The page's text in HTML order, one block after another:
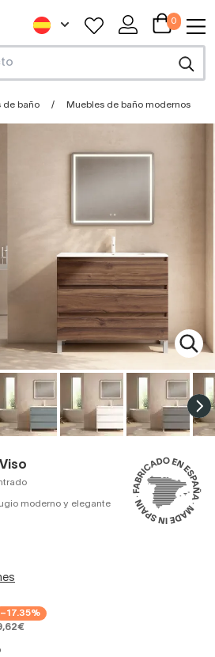
0
de baño Muebles de baño modernos
moderno y elegante
−17.35%